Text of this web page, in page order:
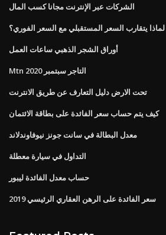
الشركات عبر الإنترنت مجانا كسب المال
لماذا يتقارب السعر المستقبلي مع السعر الفوري؟
أوراق الشجر الذهبي ساعات العمل
Mtn التاجر سبتمبر 2020
تحت الارض دليل التعارف عن طريق الانترنت
كيف يتم حساب سعر الفائدة على بطاقة الائتمان
معدل البطالة في سانت جونز نيوفاوندلاند
التداول في سيارة معطلة
حساب معدل الفائدة ليبور
سعر الفائدة على الرهن العقاري الرئيسي 2019